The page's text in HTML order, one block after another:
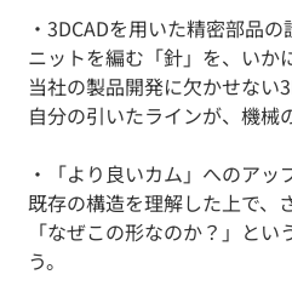
・3DCADを用いた精密部品の
ニットを編む「針」を、いか
当社の製品開発に欠かせない
自分の引いたラインが、機械
・「より良いカム」へのアッ
既存の構造を理解した上で、
「なぜこの形なのか？」と
う。